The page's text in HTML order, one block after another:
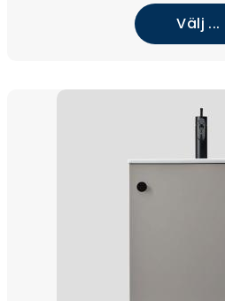
Välj ...